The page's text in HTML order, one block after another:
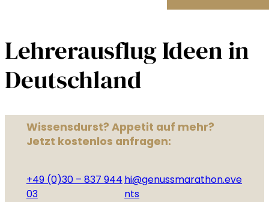
Lehrerausflug Ideen in
Deutschland
Wissensdurst? Appetit auf mehr?
Jetzt kostenlos anfragen:
+49 (0)30 – 837 944
03
hi@genussmarathon.eve
nts